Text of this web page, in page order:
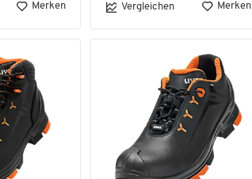
Merken Vergleichen Merken